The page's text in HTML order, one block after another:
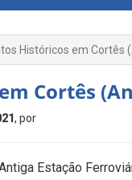
Históricos em Cortês
Cortês
, por
Estação